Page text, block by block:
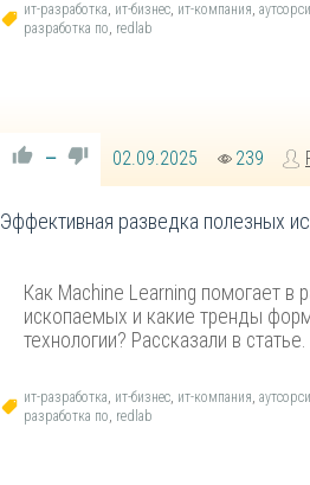
ит-разработка, ит-бизнес, ит-компания,
разработка по, redlab
— 02.09.2025 239
Эффективная разведка полезных
Как Machine Learning помогает в
ископаемых и какие тренды
технологии? Рассказали в статье.
ит-разработка, ит-бизнес, ит-компания,
разработка по, redlab